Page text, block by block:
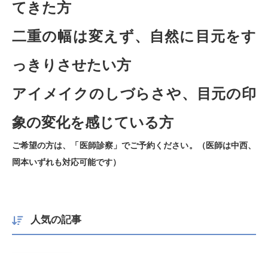
てきた方
二重の幅は変えず、自然に目元をす
っきりさせたい方
アイメイクのしづらさや、目元の印
象の変化を感じている方
ご希望の方は、「医師診察」でご予約ください。（医師は中西、
岡本いずれも対応可能です）
人気の記事